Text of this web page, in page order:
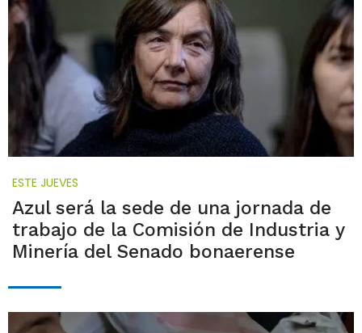
ESTE JUEVES
Azul será la sede de una jornada de
trabajo de la Comisión de Industria y
Minería del Senado bonaerense